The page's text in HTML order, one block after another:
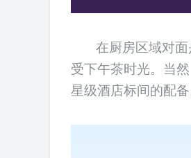
在厨房区域对
受下午茶时光。当
星级酒店标间的配备